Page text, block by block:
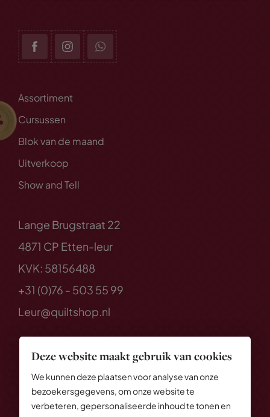
Deze website maakt gebruik van cookies
We kunnen deze plaatsen voor analyse van onze
bezoekersgegevens, om onze website te
verbeteren, gepersonaliseerde inhoud te tonen en
Assortiment
Cursussen
Blok van de maand
Uitverkoop
Show and Tell
Lange Brugstraat 22
4871 CP Etten-leur
KVK: 58156488
+31 (0)76 - 503 55 99
Leur@quiltshop.nl